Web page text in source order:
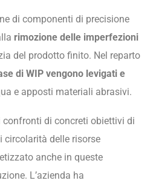
di componenti di precisione
rimozione delle imperfezioni
del prodotto finito. Nel reparto
di WIP vengono levigati e
e apposti materiali abrasivi.
confronti di concreti obiettivi di
circolarità delle risorse
anche in queste
L’azienda ha